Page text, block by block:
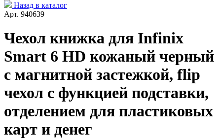
Назад в каталог
Арт. 940639
Чехол книжка для Infinix
Smart 6 HD кожаный черный
с магнитной застежкой, flip
чехол с функцией подставки,
отделением для пластиковых
карт и денег